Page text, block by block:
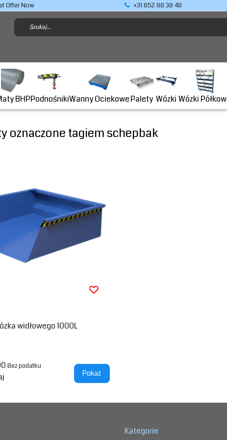
Offer Now +31 652 88 38 48
BHPPodnośnikiWanny OciekowePalety Wózki Wózki
oznaczone tagiem schepbak
widłowego 1000L
Bez podatku
Pokaż
Kategorie